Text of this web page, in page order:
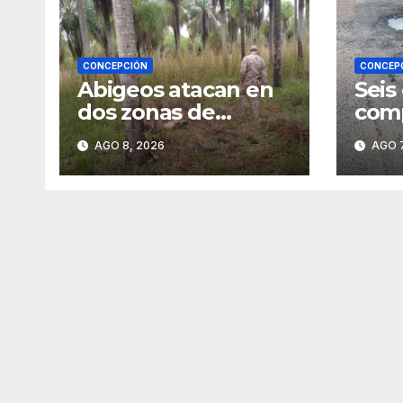
CONCEPCIÓN
Abigeos atacan en
dos zonas de
Horqueta
AGO 8, 2026
enAGO